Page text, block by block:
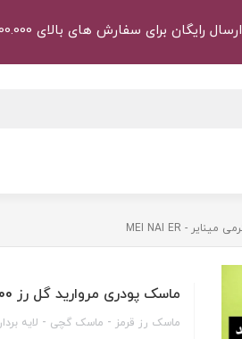
ارسال رایگان برای سفارش های بالای 1.000.000 تومان
ماسک پودری مروارید گل رز 300 گرمی مینایر - MEI NAI ER
ماسک رز قرمز - ماسک گچی - لایه بردار